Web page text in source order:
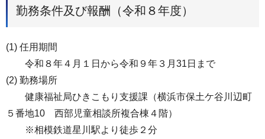
勤務条件及び報酬（令和８年度）
(1) 任用期間
令和８年４月１日から令和９年３月31日まで
(2) 勤務場所
健康福祉局ひきこもり支援課（横浜市保土ケ谷川辺町
５番地10 西部児童相談所複合棟４階）
※相模鉄道星川駅より徒歩２分